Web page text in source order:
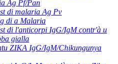
Ag Pf/Pan
di malaria Ag Pv
di a Malaria
di l'anticorpi IgG/IgM contr'à u
gialla
ZIKA IgG/IgM/Chikungunya